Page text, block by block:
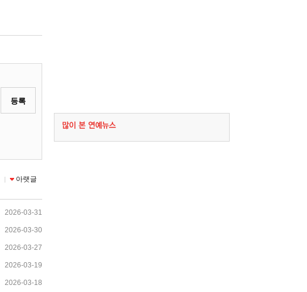
등록
| 아랫글
2026-03-31
2026-03-30
2026-03-27
2026-03-19
2026-03-18